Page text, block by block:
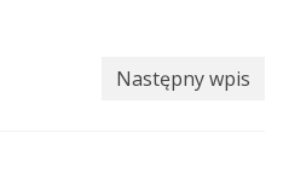
Następny wpis